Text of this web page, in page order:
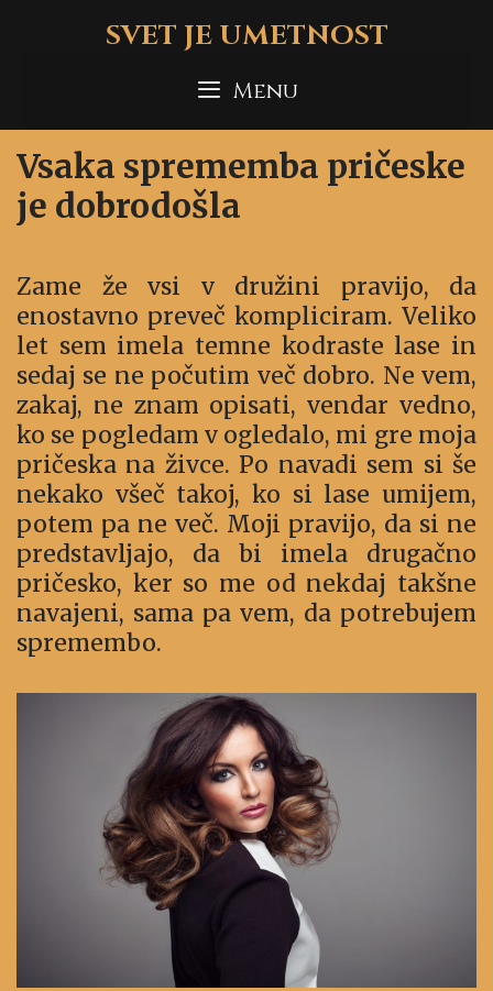
SVET JE UMETNOST
Menu
Vsaka sprememba pričeske
je dobrodošla
Zame že vsi v družini pravijo, da
enostavno preveč kompliciram. Veliko
let sem imela temne kodraste lase in
sedaj se ne počutim več dobro. Ne vem,
zakaj, ne znam opisati, vendar vedno,
ko se pogledam v ogledalo, mi gre moja
pričeska na živce. Po navadi sem si še
nekako všeč takoj, ko si lase umijem,
potem pa ne več. Moji pravijo, da si ne
predstavljajo, da bi imela drugačno
pričesko, ker so me od nekdaj takšne
navajeni, sama pa vem, da potrebujem
spremembo.